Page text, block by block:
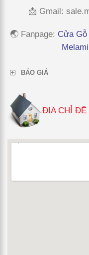
📩 Gmail:
🌏 Fanpage: Cửa Gỗ
BÁO GIÁ
ĐỊA CHỈ ĐỂ